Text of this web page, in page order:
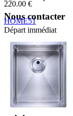
220.00 €
HOME51
Départ immédiat
Nous contacter
Boulevard de l'Odet
Village des artisans
35740 PACE
Téléphone: